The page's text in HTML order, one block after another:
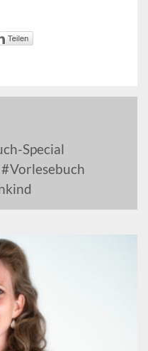
Special
Vorlesebuch